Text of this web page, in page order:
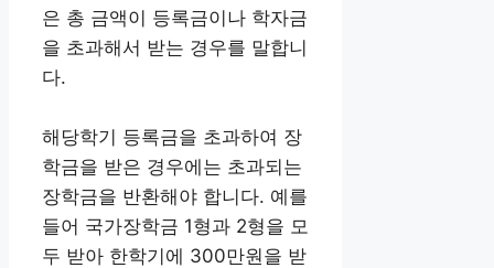
은 총 금액이 등록금이나 학자금
을 초과해서 받는 경우를 말합니
다.
해당학기 등록금을 초과하여 장
학금을 받은 경우에는 초과되는
장학금을 반환해야 합니다. 예를
들어 국가장학금 1형과 2형을 모
두 받아 한학기에 300만원을 받